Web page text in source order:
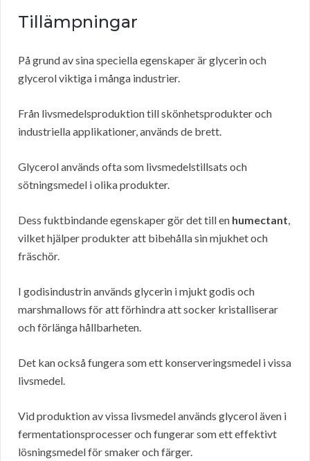
Tillämpningar
På grund av sina speciella egenskaper är glycerin och
glycerol viktiga i många industrier.
Från livsmedelsproduktion till skönhetsprodukter och
industriella applikationer, används de brett.
Glycerol används ofta som livsmedelstillsats och
sötningsmedel i olika produkter.
Dess fuktbindande egenskaper gör det till en humectant,
vilket hjälper produkter att bibehålla sin mjukhet och
fräschör.
I godisindustrin används glycerin i mjukt godis och
marshmallows för att förhindra att socker kristalliserar
och förlänga hållbarheten.
Det kan också fungera som ett konserveringsmedel i vissa
livsmedel.
Vid produktion av vissa livsmedel används glycerol även i
fermentationsprocesser och fungerar som ett effektivt
lösningsmedel för smaker och färger.